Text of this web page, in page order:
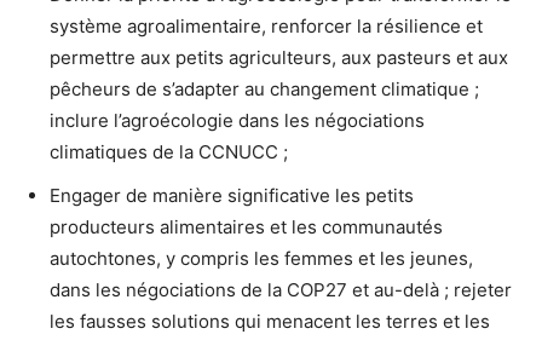
système agroalimentaire, renforcer la résilience et
permettre aux petits agriculteurs, aux pasteurs et aux
pêcheurs de s’adapter au changement climatique ;
inclure l’agroécologie dans les négociations
climatiques de la CCNUCC ;
Engager de manière significative les petits
producteurs alimentaires et les communautés
autochtones, y compris les femmes et les jeunes,
dans les négociations de la COP27 et au-delà ; rejeter
les fausses solutions qui menacent les terres et les